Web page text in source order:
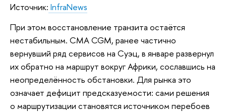
Источник: InfraNews
При этом восстановление транзита остаётся
нестабильным. CMA CGM, ранее частично
вернувший ряд сервисов на Суэц, в январе развернул
их обратно на маршрут вокруг Африки, сославшись на
неопределённость обстановки. Для рынка это
означает дефицит предсказуемости: сами решения
о маршрутизации становятся источником перебоев